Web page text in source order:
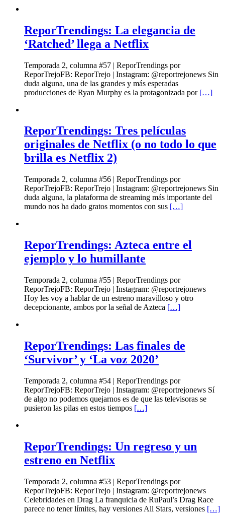
ReporTrendings: La elegancia de
‘Ratched’ llega a Netflix
Temporada 2, columna #57 | ReporTrendings por
ReporTrejoFB: ReporTrejo | Instagram: @reportrejonews Sin
duda alguna, una de las grandes y más esperadas
producciones de Ryan Murphy es la protagonizada por […]
ReporTrendings: Tres películas
originales de Netflix (o no todo lo que
brilla es Netflix 2)
Temporada 2, columna #56 | ReporTrendings por
ReporTrejoFB: ReporTrejo | Instagram: @reportrejonews Sin
duda alguna, la plataforma de streaming más importante del
mundo nos ha dado gratos momentos con sus […]
ReporTrendings: Azteca entre el
ejemplo y lo humillante
Temporada 2, columna #55 | ReporTrendings por
ReporTrejoFB: ReporTrejo | Instagram: @reportrejonews
Hoy les voy a hablar de un estreno maravilloso y otro
decepcionante, ambos por la señal de Azteca […]
ReporTrendings: Las finales de
‘Survivor’ y ‘La voz 2020’
Temporada 2, columna #54 | ReporTrendings por
ReporTrejoFB: ReporTrejo | Instagram: @reportrejonews Sí
de algo no podemos quejarnos es de que las televisoras se
pusieron las pilas en estos tiempos […]
ReporTrendings: Un regreso y un
estreno en Netflix
Temporada 2, columna #53 | ReporTrendings por
ReporTrejoFB: ReporTrejo | Instagram: @reportrejonews
Celebridades en Drag La franquicia de RuPaul’s Drag Race
parece no tener límites, hay versiones All Stars, versiones […]